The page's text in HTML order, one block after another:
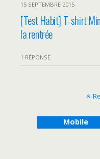
15 SEPTEMBRE 2015
[Test Habit] T-shirt
la rentrée
1 RÉPONSE
Mobile